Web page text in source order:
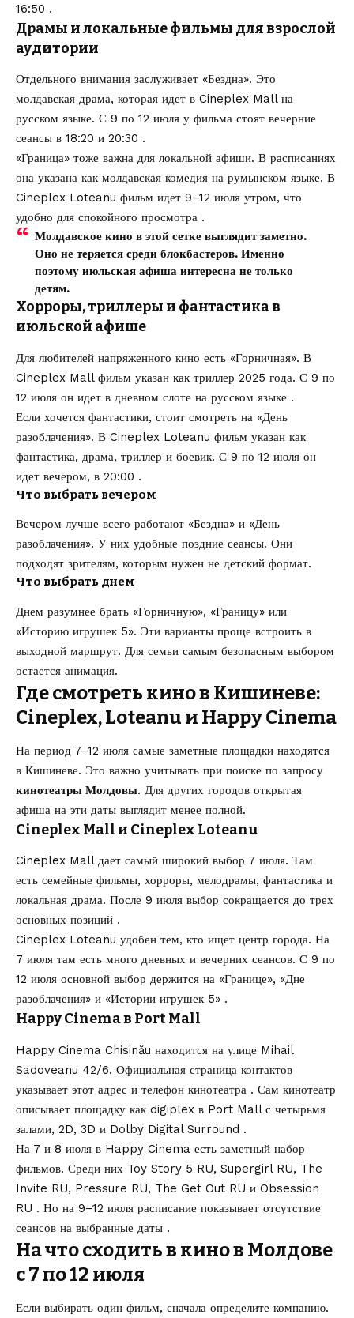
16:50 .
Драмы и локальные фильмы для взрослой
аудитории
Отдельного внимания заслуживает «Бездна». Это
молдавская драма, которая идет в Cineplex Mall на
русском языке. С 9 по 12 июля у фильма стоят вечерние
сеансы в 18:20 и 20:30 .
«Граница» тоже важна для локальной афиши. В расписаниях
она указана как молдавская комедия на румынском языке. В
Cineplex Loteanu фильм идет 9–12 июля утром, что
удобно для спокойного просмотра .
Молдавское кино в этой сетке выглядит заметно.
Оно не теряется среди блокбастеров. Именно
поэтому июльская афиша интересна не только
детям.
Хорроры, триллеры и фантастика в
июльской афише
Для любителей напряженного кино есть «Горничная». В
Cineplex Mall фильм указан как триллер 2025 года. С 9 по
12 июля он идет в дневном слоте на русском языке .
Если хочется фантастики, стоит смотреть на «День
разоблачения». В Cineplex Loteanu фильм указан как
фантастика, драма, триллер и боевик. С 9 по 12 июля он
идет вечером, в 20:00 .
Что выбрать вечером
Вечером лучше всего работают «Бездна» и «День
разоблачения». У них удобные поздние сеансы. Они
подходят зрителям, которым нужен не детский формат.
Что выбрать днем
Днем разумнее брать «Горничную», «Границу» или
«Историю игрушек 5». Эти варианты проще встроить в
выходной маршрут. Для семьи самым безопасным выбором
остается анимация.
Где смотреть кино в Кишиневе:
Cineplex, Loteanu и Happy Cinema
На период 7–12 июля самые заметные площадки находятся
в Кишиневе. Это важно учитывать при поиске по запросу
кинотеатры Молдовы. Для других городов открытая
афиша на эти даты выглядит менее полной.
Cineplex Mall и Cineplex Loteanu
Cineplex Mall дает самый широкий выбор 7 июля. Там
есть семейные фильмы, хорроры, мелодрамы, фантастика и
локальная драма. После 9 июля выбор сокращается до трех
основных позиций .
Cineplex Loteanu удобен тем, кто ищет центр города. На
7 июля там есть много дневных и вечерних сеансов. С 9 по
12 июля основной выбор держится на «Границе», «Дне
разоблачения» и «Истории игрушек 5» .
Happy Cinema в Port Mall
Happy Cinema Chisinău находится на улице Mihail
Sadoveanu 42/6. Официальная страница контактов
указывает этот адрес и телефон кинотеатра . Сам кинотеатр
описывает площадку как digiplex в Port Mall с четырьмя
залами, 2D, 3D и Dolby Digital Surround .
На 7 и 8 июля в Happy Cinema есть заметный набор
фильмов. Среди них Toy Story 5 RU, Supergirl RU, The
Invite RU, Pressure RU, The Get Out RU и Obsession
RU . Но на 9–12 июля расписание показывает отсутствие
сеансов на выбранные даты .
На что сходить в кино в Молдове
с 7 по 12 июля
Если выбирать один фильм, сначала определите компанию.